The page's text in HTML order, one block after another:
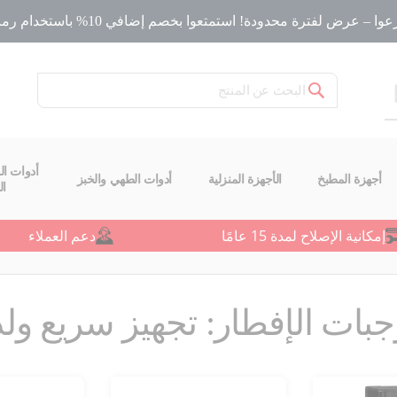
– عرض لفترة محدودة! استمتعوا بخصم إضافي 10% باستخدام رمز الخصم
بحث
أجهزة المطبخ الأجهزة المنزلية أدوات الطهي والخبز
أدوات
إمكانية الإصلاح لمدة 15 عامًا دعم العملاء
الإفطار: تجهيز سريع